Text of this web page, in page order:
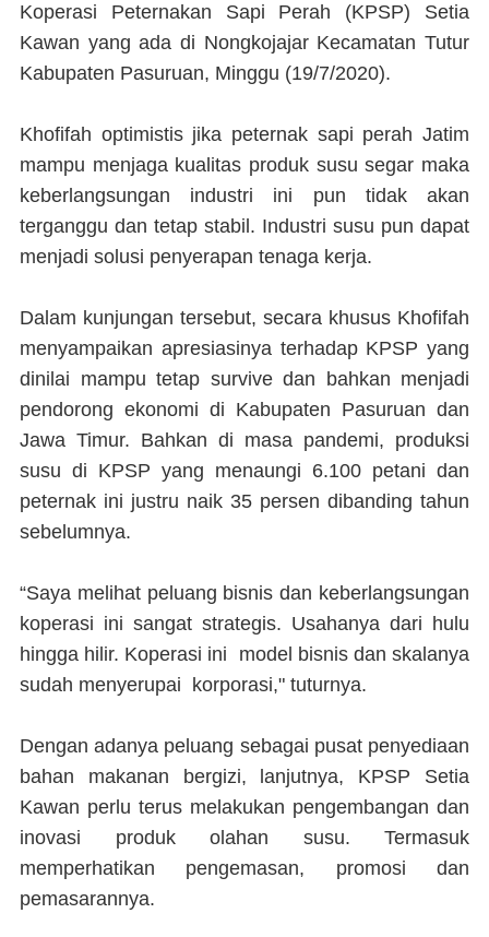
Koperasi Peternakan Sapi Perah (KPSP) Setia
Kawan yang ada di Nongkojajar Kecamatan Tutur
Kabupaten Pasuruan, Minggu (19/7/2020).
Khofifah optimistis jika peternak sapi perah Jatim
mampu menjaga kualitas produk susu segar maka
keberlangsungan industri ini pun tidak akan
terganggu dan tetap stabil. Industri susu pun dapat
menjadi solusi penyerapan tenaga kerja.
Dalam kunjungan tersebut, secara khusus Khofifah
menyampaikan apresiasinya terhadap KPSP yang
dinilai mampu tetap survive dan bahkan menjadi
pendorong ekonomi di Kabupaten Pasuruan dan
Jawa Timur. Bahkan di masa pandemi, produksi
susu di KPSP yang menaungi 6.100 petani dan
peternak ini justru naik 35 persen dibanding tahun
sebelumnya.
“Saya melihat peluang bisnis dan keberlangsungan
koperasi ini sangat strategis. Usahanya dari hulu
hingga hilir. Koperasi ini model bisnis dan skalanya
sudah menyerupai korporasi," tuturnya.
Dengan adanya peluang sebagai pusat penyediaan
bahan makanan bergizi, lanjutnya, KPSP Setia
Kawan perlu terus melakukan pengembangan dan
inovasi produk olahan susu. Termasuk
memperhatikan pengemasan, promosi dan
pemasarannya.